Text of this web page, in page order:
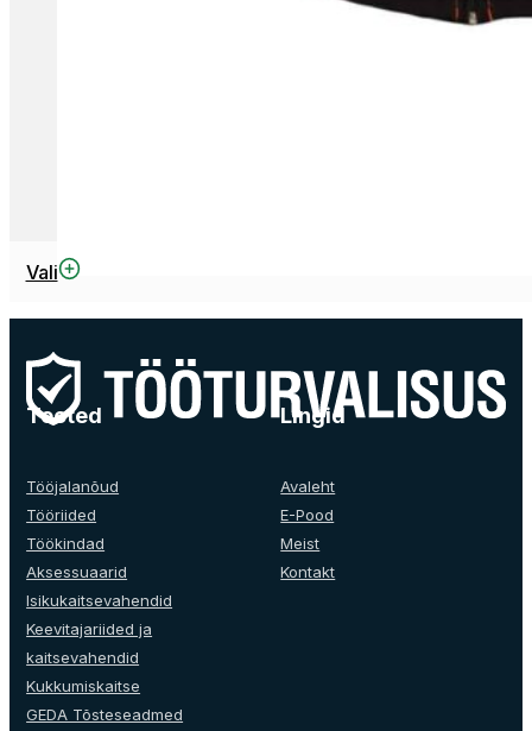
Vali
This
has
multiple
variants.
The
options
be
chosen
on
the
product
page
Tooted
Tööjalanõud
Tööriided
Töökindad
Aksessuaarid
Isikukaitsevahendid
Keevitajariided ja
kaitsevahendid
Kukkumiskaitse
GEDA Tõsteseadmed
Lingid
Avaleht
E-Pood
Meist
Kontakt